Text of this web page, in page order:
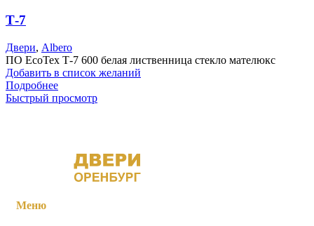
Т-7
Двери, Albero
ПО EcoTex Т-7 600 белая лиственница стекло мателюкс
Добавить в список желаний
Подробнее
Быстрый просмотр
Меню